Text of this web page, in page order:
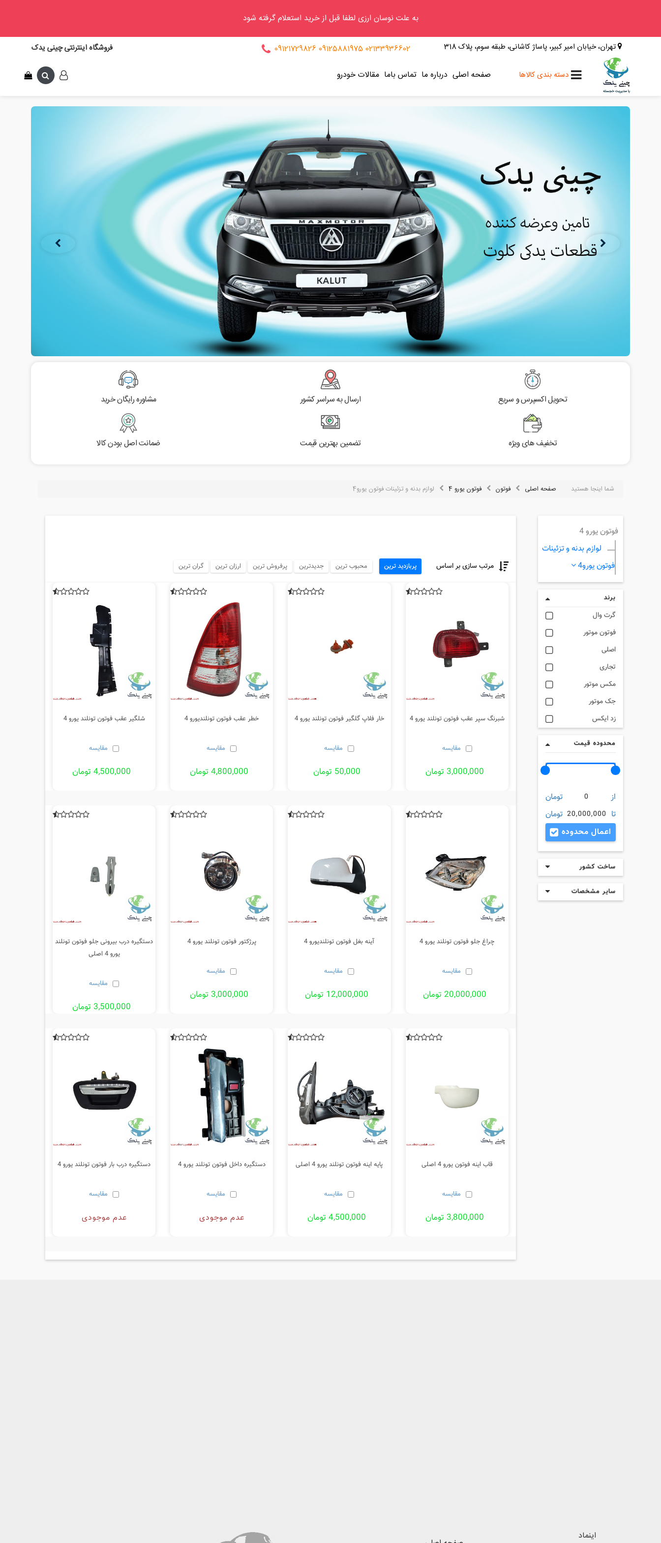
به علت نوسان ارزی لطفا قبل از خرید استعلام گرفته شود
تهران، خیابان امیر کبیر، پاساژ کاشانی، طبقه سوم، پلاک 318 02133936602
09125881975
09121729826 فروشگاه اینترنتی چینی یدک
وینگل
کی ام سی
دسته بندی کالاها صفحه اصلی درباره ما تماس باما مقالات خودرو
تحویل اکسپرس و سریع ارسال به سراسر کشور مشاوره رایگان خرید
تخفیف های ویژه تضمین بهترین قیمت ضمانت اصل بودن کالا
شما اینجا هستید صفحه اصلی فوتون فوتون یورو 4 لوازم بدنه و تزئینات فوتون یورو4
فوتون یورو 4
لوازم بدنه و تزئینات
فوتون یورو4
برند
گرت وال
فوتون موتور
اصلی
تجاری
مکس موتور
جک موتور
زد ایکس
محدوده قیمت
از 0
تومان
تا 20,000,000 تومان
اعمال محدوده
ساخت کشور
سایر مشخصات
مرتب سازی بر اساس پربازدید ترین محبوب ترین جدیدترین پرفروش ترین ارزان ترین گران ترین
شبرنگ سپر عقب فوتون تونلند یورو 4
مقایسه
3,000,000 تومان
خار فلاپ گلگیر فوتون تونلند یورو 4
مقایسه
50,000 تومان
خطر عقب فوتون تونلندیورو 4
مقایسه
4,800,000 تومان
شلگیر عقب فوتون تونلند یورو 4
مقایسه
4,500,000 تومان
چراغ جلو فوتون تونلند یورو 4
مقایسه
20,000,000 تومان
آینه بغل فوتون تونلندیورو 4
مقایسه
12,000,000 تومان
پرژکتور فوتون تونلند یورو 4
مقایسه
3,000,000 تومان
دستگیره درب بیرونی جلو فوتون تونلند
یورو 4 اصلی
مقایسه
3,500,000 تومان
قاب اینه فوتون یورو 4 اصلی
مقایسه
3,800,000 تومان
پایه اینه فوتون تونلند یورو 4 اصلی
مقایسه
4,500,000 تومان
دستگیره داخل فوتون تونلند یورو 4
مقایسه
عدم موجودی
دستگیره درب بار فوتون تونلند یورو 4
مقایسه
عدم موجودی
اینماد